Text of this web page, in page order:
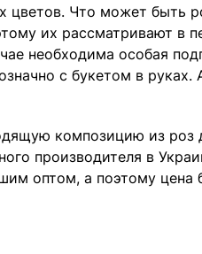
цветов. Что может
их рассматривают в
необходима особая
с букетом в
композицию из
производителя в
оптом, а поэтому цена